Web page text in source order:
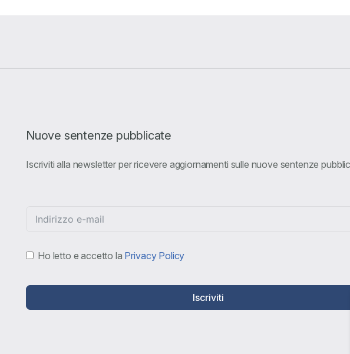
Nuove sentenze pubblicate
Iscriviti alla newsletter per ricevere aggiornamenti sulle nuove sentenze
Ho letto e accetto la Privacy Policy
Iscriviti